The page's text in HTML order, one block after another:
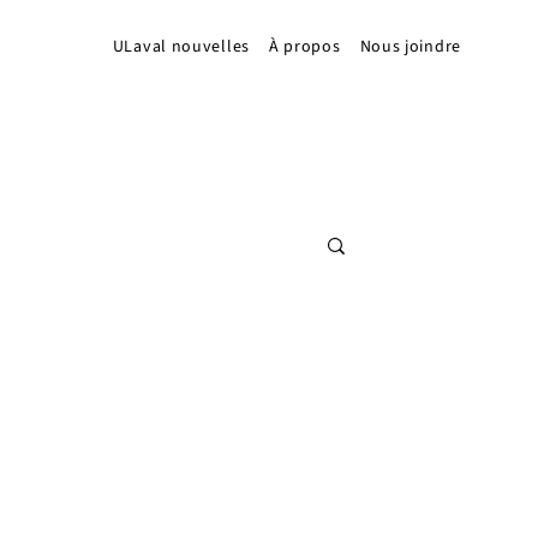
ULaval nouvelles À propos Nous joindre